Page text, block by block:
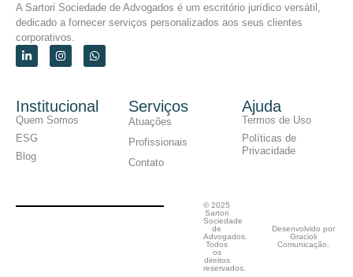
A Sartori Sociedade de Advogados é um escritório jurídico versátil,
dedicado a fornecer serviços personalizados aos seus clientes
corporativos.
Institucional
Quem Somos
ESG
Blog
Serviços
Atuações
Profissionais
Contato
Ajuda
Termos de Uso
Políticas de
Privacidade
© 2025
Sartori
Sociedade
de
Advogados.
Todos
os
direitos
reservados.
Desenvolvido por
Gracioli
Comunicação.